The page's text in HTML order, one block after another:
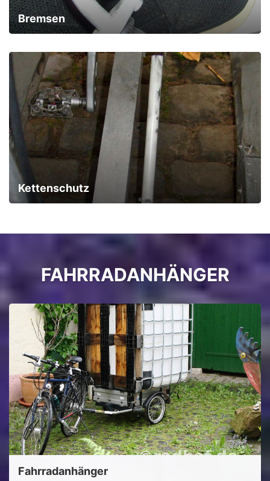
Bremsen
Kettenschutz
FAHRRADANHÄNGER
Fahrradanhänger